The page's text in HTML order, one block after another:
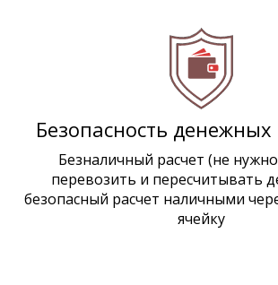
Безопасность денежных
Безналичный расчет (не
перевозить и пересчитывать
безопасный расчет наличными
ячейку